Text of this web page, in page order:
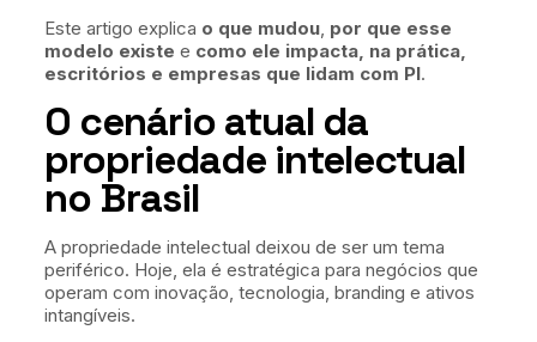
Este artigo explica o que mudou, por que esse
modelo existe e como ele impacta, na prática,
escritórios e empresas que lidam com PI.
O cenário atual da
propriedade intelectual
no Brasil
A propriedade intelectual deixou de ser um tema
periférico. Hoje, ela é estratégica para negócios que
operam com inovação, tecnologia, branding e ativos
intangíveis.